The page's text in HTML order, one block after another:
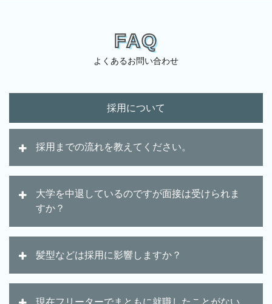
FAQ
よくあるお問い合わせ
採用について
採用までの流れを教えてください。
大学を中退しているのですが面接は受けられま
すか？
髪型などは採用に影響しますか？
現在フリーターでまともに就職したことがない